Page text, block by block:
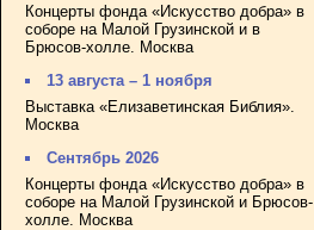
Концерты фонда «Искусство добра» в
соборе на Малой Грузинской и в
Брюсов-холле. Москва
13 августа – 1 ноября
Выставка «Елизаветинская Библия».
Москва
Сентябрь 2026
Концерты фонда «Искусство добра» в
соборе на Малой Грузинской и Брюсов-
холле. Москва